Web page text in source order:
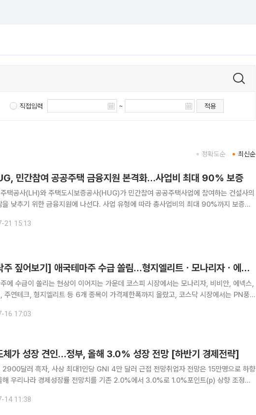
직접입력 ~ 적용
최신순
정확도순
민간참여 공공주택 금융지원 본격화…사업비 최대 90% 보증
택공사(LH)와 주택도시보증공사(HUG)가 민간참여 공공주택사업에 참여하는 건설사의
을 낮추기 위한 금융지원에 나선다. 사업 유형에 따라 총사업비의 최대 90%까지 보증해
부에서 ‘LH 민간참여사업 금융지원 설명회’를 열었다고 밝
21 15:13
[급등락주 짚어보기] 애국테마주 수급 쏠림…형지엘리트ㆍ모나리자ㆍ에넥스 등 ‘上’
에 수급이 쏠리는 현상이 이어지는 가운데 코스피 시장에서는 모나리자, 비비안, 에넥스,
주연테크, 형지엘리트 등 6개 종목이 가격제한폭까지 올랐고, 코스닥 시장에서는 PN풍
종목은 없었다. 16일 코스피 시장에서 상한가를 기록한 종목
16 17:03
체가 성장 견인…정부, 올해 3.0% 성장 전망 [하반기 경제전략]
2900달러 흑자, 사상 최대1인당 GNI 4만 달러 근접 전망취업자 전망은 15만명으로 하향
해 우리나라 경제성장률 전망치를 기존 2.0%에서 3.0%로 1.0%포인트(p) 상향 조정했
한 정책 대응과 추가경정예산 효과 등이 반영된
14 11:38